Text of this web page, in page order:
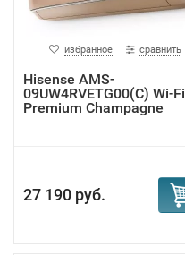
избранное сравнить
Hisense AMS-
09UW4RVETG00(С) Wi-Fi
Premium Champagne
27 190 руб.